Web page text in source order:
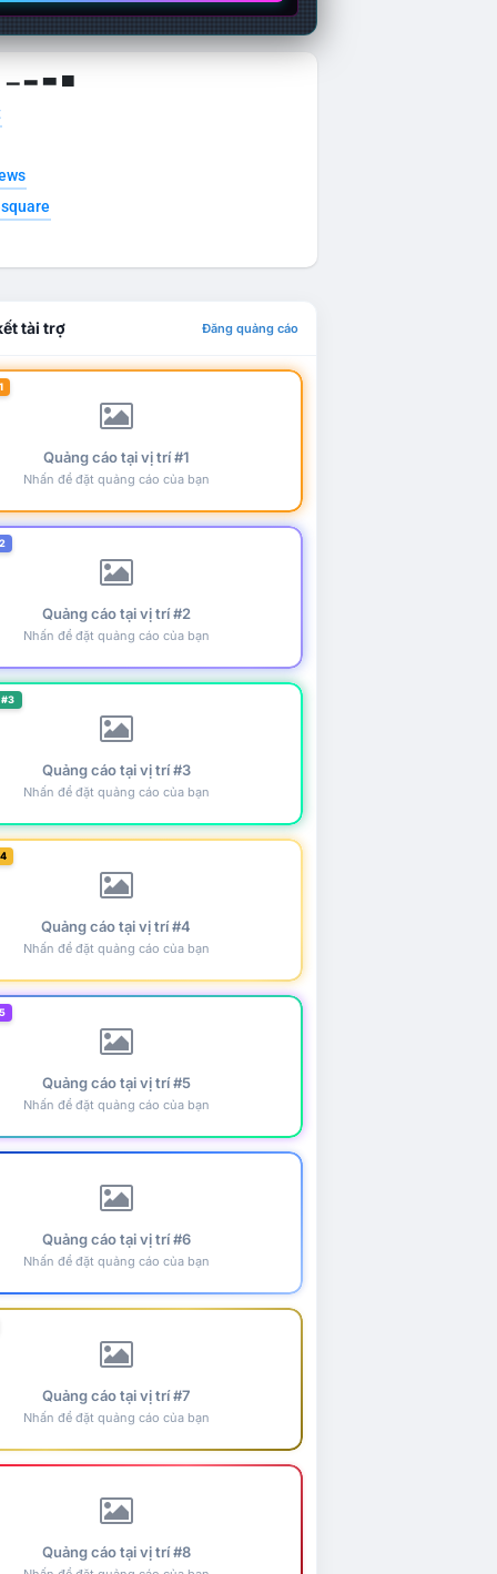
▁ ▂ ▃ ▄
tài trợ Đăng quảng cáo
Quảng cáo tại vị trí #1
Nhấn để đặt quảng cáo của bạn
Quảng cáo tại vị trí #2
Nhấn để đặt quảng cáo của bạn
Quảng cáo tại vị trí #3
Nhấn để đặt quảng cáo của bạn
Quảng cáo tại vị trí #4
Nhấn để đặt quảng cáo của bạn
Quảng cáo tại vị trí #5
Nhấn để đặt quảng cáo của bạn
Quảng cáo tại vị trí #6
Nhấn để đặt quảng cáo của bạn
Quảng cáo tại vị trí #7
Nhấn để đặt quảng cáo của bạn
Quảng cáo tại vị trí #8